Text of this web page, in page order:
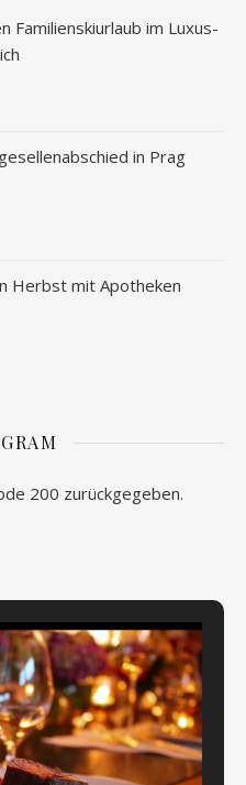
Familienskiurlaub im Luxus-
in Prag
Herbst mit Apotheken
200 zurückgegeben.